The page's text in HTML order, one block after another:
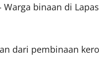
Warga binaan di
dari pembinaan